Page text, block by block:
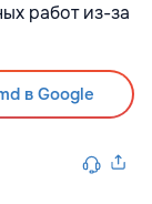
работ из-за
в Google